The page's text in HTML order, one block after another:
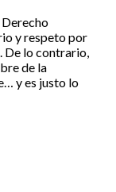
y respeto por
De lo contrario,
de la
y es justo lo